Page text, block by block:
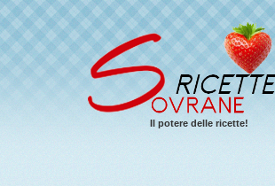
Il potere delle ricette!